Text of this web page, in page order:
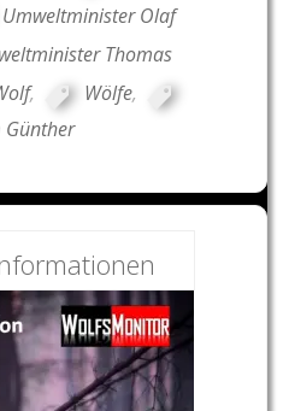
Umweltminister Olaf
Thomas
, Wölfe,